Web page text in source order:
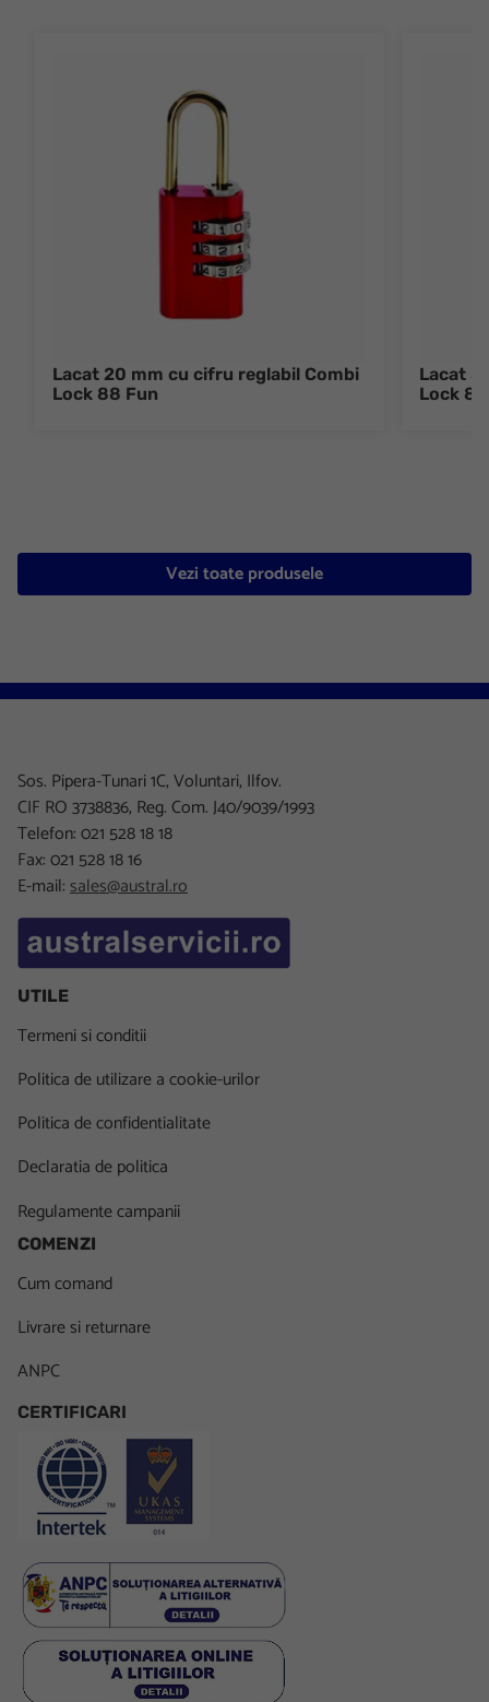
Lacat 20 mm cu cifru reglabil Combi
Lock 88 Fun
Lacat
Lock
Vezi toate produsele
Sos. Pipera-Tunari 1C, Voluntari, Ilfov.
CIF RO 3738836, Reg. Com. J40/9039/1993
Telefon: 021 528 18 18
Fax: 021 528 18 16
E-mail:sales@austral.ro
UTILE
Termeni si conditii
Politica de utilizare a cookie-urilor
Politica de confidentialitate
Declaratia de politica
Regulamente campanii
COMENZI
Cum comand
Livrare si returnare
ANPC
CERTIFICARI